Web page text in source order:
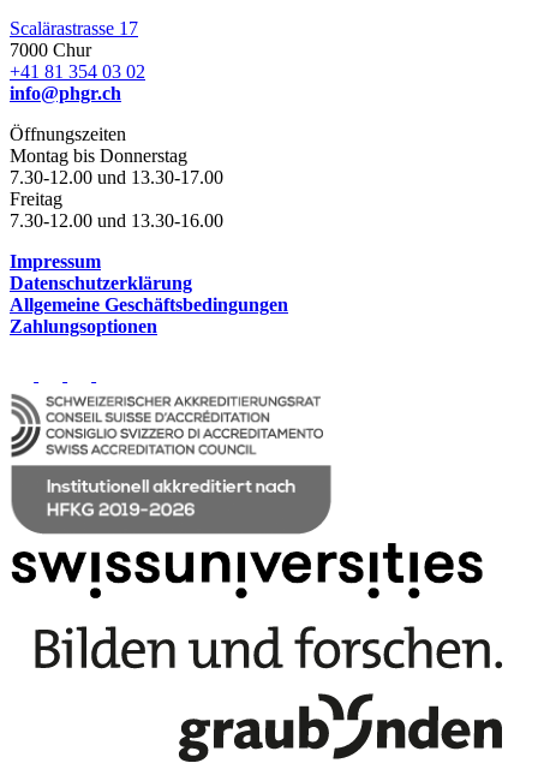
Scalärastrasse 17
7000 Chur
+41 81 354 03 02
info@phgr.ch
Öffnungszeiten
Montag bis Donnerstag
7.30-12.00 und 13.30-17.00
Freitag
7.30-12.00 und 13.30-16.00
Impressum
Datenschutzerklärung
Allgemeine Geschäftsbedingungen
Zahlungsoptionen